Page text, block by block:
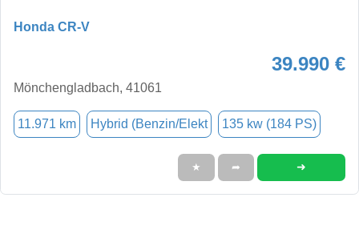
Honda CR-V
39.990 €
Mönchengladbach, 41061
11.971 km Hybrid (Benzin/Elekt 135 kw (184 PS)
★ ➦ ➜